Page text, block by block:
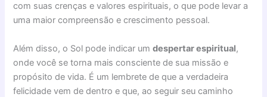
com suas crenças e valores espirituais, o que pode levar a
uma maior compreensão e crescimento pessoal.
Além disso, o Sol pode indicar umdespertar espiritual,
onde você se torna mais consciente de sua missão e
propósito de vida. É um lembrete de que a verdadeira
felicidade vem de dentro e que, ao seguir seu caminho